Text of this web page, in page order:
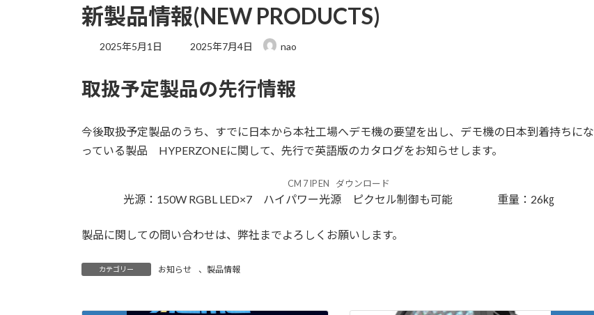
新製品情報(NEW PRODUCTS)
2025年5月1日
最
新
日
:
2025年7月4日 nao
取扱予定製品の先行情報
今後取扱予定製品のうち、すでに日本から本社工場へデモ機の要望を出し、デモ機の日本到着持ちにな
っている製品 HYPERZONEに関して、先行で英語版のカタログをお知らせします。
CM 7 IP EN ダウンロード
光源：150W RGBL LED×7 ハイパワー光源 ピクセル制御も可能 重量：26㎏
製品に関しての問い合わせは、弊社までよろしくお願いします。
カテゴリー お知らせ 、 製品情報